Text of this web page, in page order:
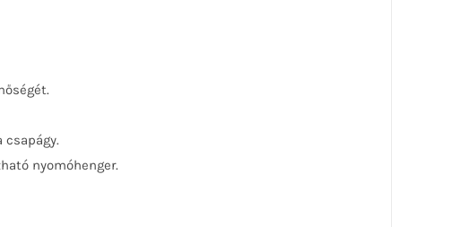
csapágy.
nyomóhenger.